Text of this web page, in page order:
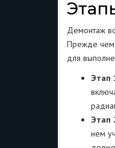
Демонтаж
Прежде чем
для
Этап
Этап
нем